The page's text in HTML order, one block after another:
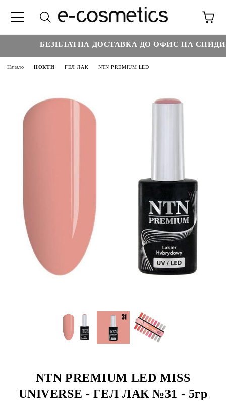
БЕЗПЛАТНА ДОСТАВКА ДО ОФИС НА СПИДИ
Начало НОКТИ ГЕЛ ЛАК NTN PREMIUM LED
NTN PREMIUM LED MISS
UNIVERSE - ГЕЛ ЛАК №31 - 5гр